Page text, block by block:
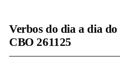
Verbos do dia a dia do
CBO 261125